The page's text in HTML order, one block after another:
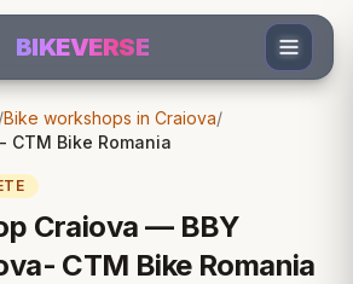
BIKEVERSE
/Bike workshops in Craiova/
CTM Bike Romania
Craiova — BBY
CTM Bike Romania